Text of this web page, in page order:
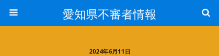
愛知県不審者情報
2024年6月11日